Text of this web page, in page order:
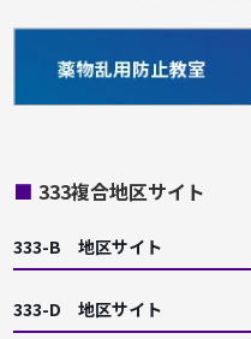
■ 333複合地区サイト
333-B 地区サイト
333-D 地区サイト